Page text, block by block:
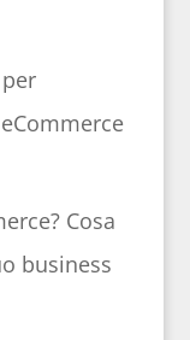
Cosa
business